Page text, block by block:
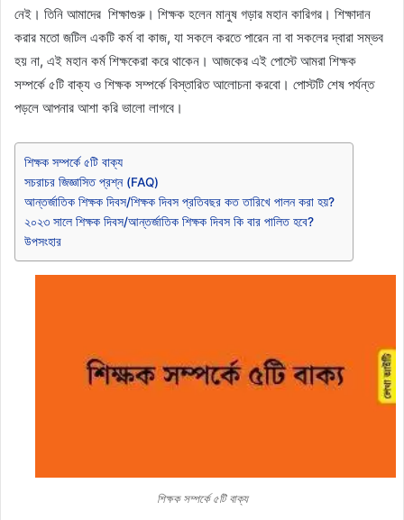
নেই। তিনি আমাদের শিক্ষাগুরু। শিক্ষক হলেন মানুষ গড়ার মহান কারিগর। শিক্ষাদান
করার মতো জটিল একটি কর্ম বা কাজ, যা সকলে করতে পারেন না বা সকলের দ্বারা সম্ভব
হয় না, এই মহান কর্ম শিক্ষকেরা করে থাকেন। আজকের এই পোস্টে আমরা শিক্ষক
সম্পর্কে ৫টি বাক্য ও শিক্ষক সম্পর্কে বিস্তারিত আলোচনা করবো। পোস্টটি শেষ পর্যন্ত
পড়লে আপনার আশা করি ভালো লাগবে।
শিক্ষক সম্পর্কে ৫টি বাক্য
সচরাচর জিজ্ঞাসিত প্রশ্ন (FAQ)
আন্তর্জাতিক শিক্ষক দিবস/শিক্ষক দিবস প্রতিবছর কত তারিখে পালন করা হয়?
২০২৩ সালে শিক্ষক দিবস/আন্তর্জাতিক শিক্ষক দিবস কি বার পালিত হবে?
উপসংহার
শিক্ষক সম্পর্কে ৫টি বাক্য